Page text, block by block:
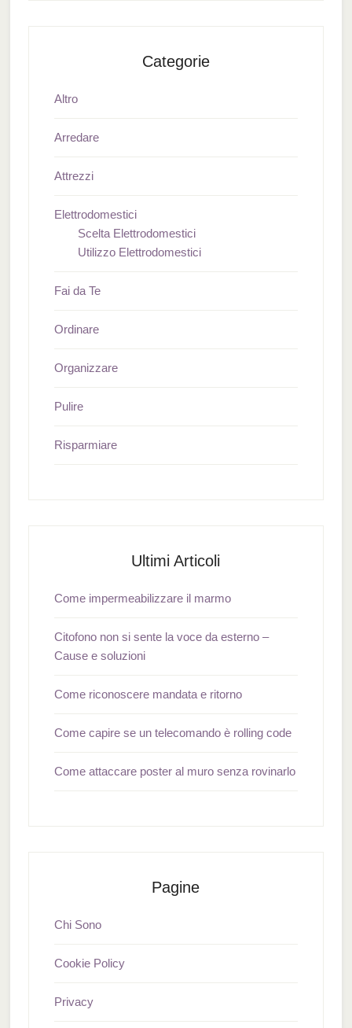
Categorie
Altro
Arredare
Attrezzi
Elettrodomestici
Scelta Elettrodomestici
Utilizzo Elettrodomestici
Fai da Te
Ordinare
Organizzare
Pulire
Risparmiare
Ultimi Articoli
Come impermeabilizzare il marmo
Citofono non si sente la voce da esterno –
Cause e soluzioni
Come riconoscere mandata e ritorno
Come capire se un telecomando è rolling code
Come attaccare poster al muro senza rovinarlo
Pagine
Chi Sono
Cookie Policy
Privacy